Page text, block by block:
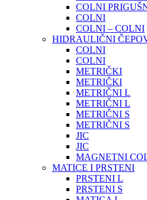
COLNI
COLNI
COLNI – COLNI
HIDRAULIČNI
COLNI
COLNI
METRIČKI
METRIČKI
METRIČNI L
METRIČNI L
METRIČNI S
METRIČNI S
JIC
JIC
MAGNETNI
MATICE I PRSTENI
PRSTENI L
PRSTENI S